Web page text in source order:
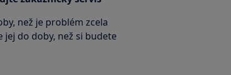
než je problém zcela
do doby, než si budete